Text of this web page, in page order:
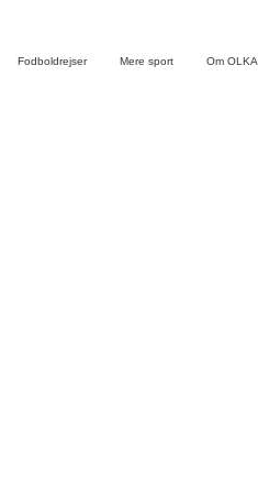
Fodboldrejser Mere sport Om OLKA